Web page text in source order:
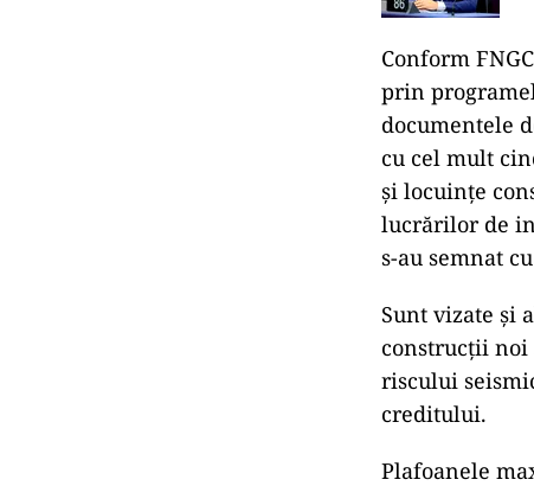
Conform
prin
documentele
cu cel mult
și locuinţe
lucrărilor de
s-au semnat
Sunt vizate și
construcții noi
riscului
creditului.
Plafoanele